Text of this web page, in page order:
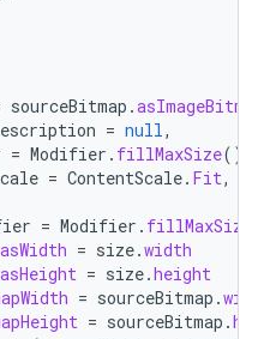
sourceBitmap .
= null,
= Modifier . fillMaxSize(),
= ContentScale. Fit,
= Modifier . fillMaxSize
= size.width
= size.height
= sourceBitmap .
= sourceBitmap .